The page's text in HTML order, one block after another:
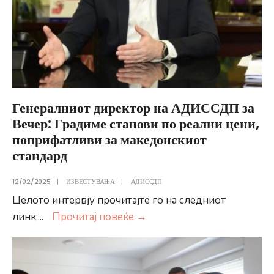
Стефановски
(24.07.2025)
Генералниот директор на АДИССДП за
Вечер: Градиме станови по реални цени,
поприфатливи за македонскиот
стандард
12/02/2025 | ИЗВЕСТУВАЊА | АДИССДП
Целото интервју прочитајте го на следниот
линк:... Прочитај повеќе →
на
АДИССДП